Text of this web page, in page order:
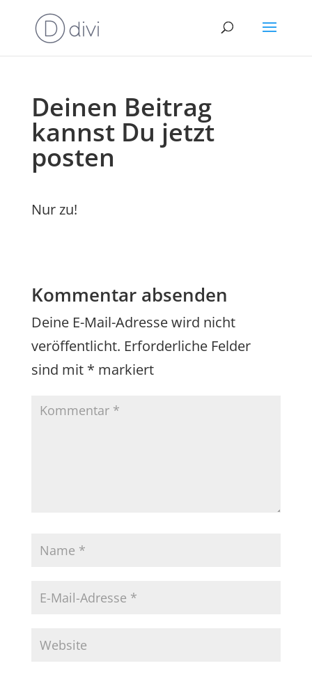
Deinen Beitrag
kannst Du jetzt
posten
Nur zu!
Kommentar absenden
Deine E-Mail-Adresse wird nicht
veröffentlicht. Erforderliche Felder
sind mit * markiert